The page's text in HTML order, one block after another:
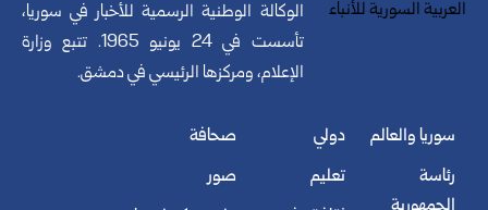
الوكالة الوطنية الرسمية للأخبار في سوريا،
تأسست في 24 يونيو 1965. تتبع وزارة
الإعلام، ومركزها الرئيسي في دمشق.
سوريا والعالم
رئاسة
دولي
تعليم
صحافة
صور